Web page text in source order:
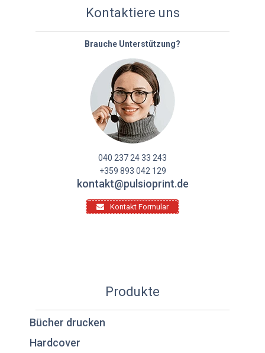
Kontaktiere uns
Brauche Unterstützung?
040 237 24 33 243
+359 893 042 129
kontakt@pulsioprint.de
Kontakt Formular
Produkte
Bücher drucken
Hardcover